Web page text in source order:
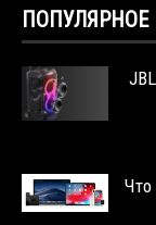
ПОПУЛЯРНОЕ
Что